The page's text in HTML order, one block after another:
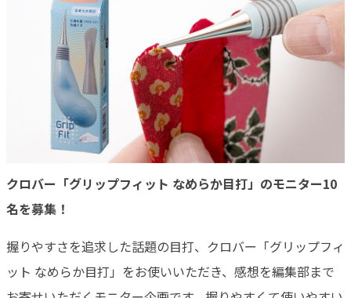
クロバー「グリップフィット なめらか目打」のモニター10
名を募集！
握りやすさを追求した話題の目打、クロバー「グリップフィ
ット なめらか目打」をお使いいただき、感想を編集部まで